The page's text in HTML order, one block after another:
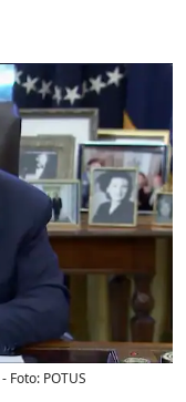
- Foto: POTUS